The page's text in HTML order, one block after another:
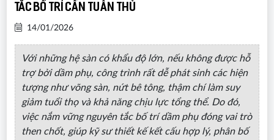
tắc bố trí cần tuân thủ
14/01/2026
Với những hệ sàn có khẩu độ lớn, nếu không được hỗ
trợ bởi dầm phụ, công trình rất dễ phát sinh các hiện
tượng như võng sàn, nứt bê tông, thậm chí làm suy
giảm tuổi thọ và khả năng chịu lực tổng thể. Do đó,
việc nắm vững nguyên tắc bố trí dầm phụ đóng vai trò
then chốt, giúp kỹ sư thiết kế kết cấu hợp lý, phân bố